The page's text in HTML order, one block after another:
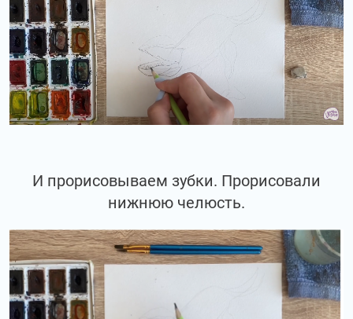
И прорисовываем зубки. Прорисовали
нижнюю челюсть.